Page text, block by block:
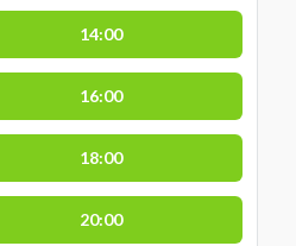
14:00
16:00
18:00
20:00